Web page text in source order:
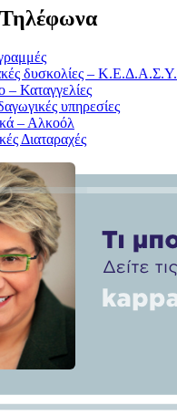
δυσκολίες – Κ.Ε.Δ.Α.Σ.Υ.
– Καταγγελίες
υπηρεσίες
– Αλκοόλ
Διαταραχές